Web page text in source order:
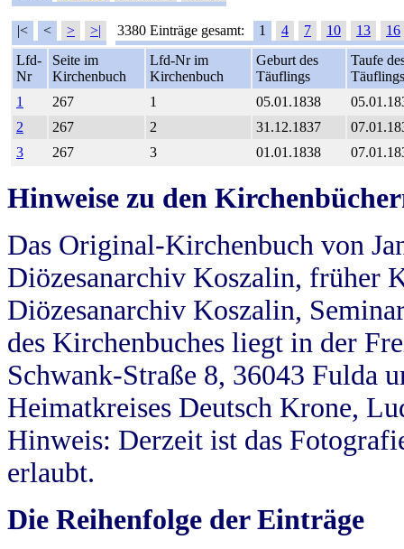
|< < > >| 3380 Einträge gesamt: 1 4 7 10 13
16
Lfd-
Nr
Seite im
Kirchenbuch
Lfd-Nr im
Kirchenbuch
Geburt des
Täuflings
Taufe
Täuflings
1
267 1 05.01.1838
2
267 2 31.12.1837
3
267 3 01.01.1838
Hinweise zu den
Das Original-Kirchenbuch von
Diözesanarchiv Koszalin, früher
Diözesanarchiv Koszalin,
des Kirchenbuches liegt in der
Schwank-Straße 8, 36043 Fulda
Heimatkreises Deutsch Krone,
Hinweis: Derzeit ist das
erlaubt.
Die Reihenfolge der Einträge